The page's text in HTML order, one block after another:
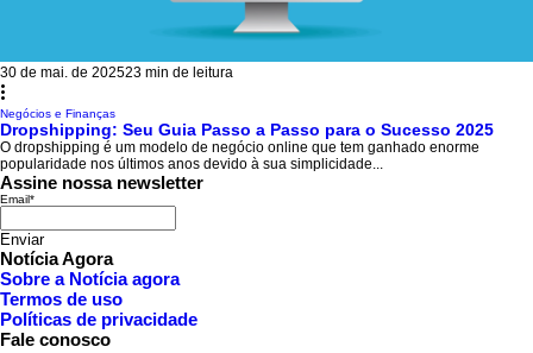
30 de mai. de 202523 min de leitura
Negócios e Finanças
Dropshipping: Seu Guia Passo a Passo para o Sucesso 2025
O dropshipping é um modelo de negócio online que tem ganhado enorme
popularidade nos últimos anos devido à sua simplicidade...
Assine nossa newsletter
Email*
Enviar
Notícia Agora
Sobre a Notícia agora
Termos de uso
Políticas de privacidade
Fale conosco